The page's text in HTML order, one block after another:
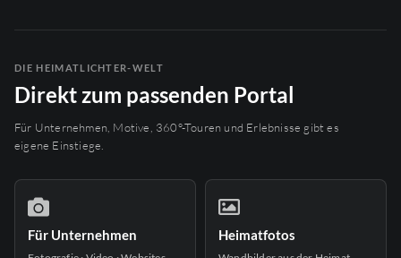
DIE HEIMATLICHTER-WELT
Direkt zum passenden Portal
Für Unternehmen, Motive, 360°-Touren und Erlebnisse gibt es
eigene Einstiege.
Für Unternehmen Heimatfotos